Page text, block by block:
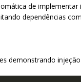
de
dependências
demonstrando